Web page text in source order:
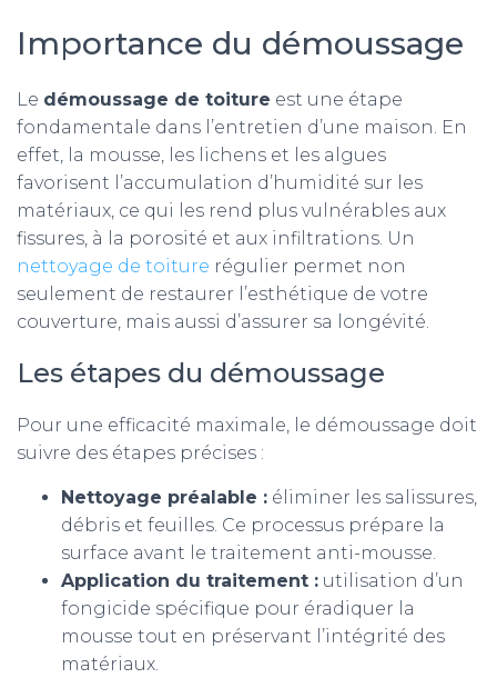
Importance du démoussage
Le démoussage de toiture est une étape
fondamentale dans l’entretien d’une maison. En
effet, la mousse, les lichens et les algues
favorisent l’accumulation d’humidité sur les
matériaux, ce qui les rend plus vulnérables aux
fissures, à la porosité et aux infiltrations. Un
nettoyage de toiture régulier permet non
seulement de restaurer l’esthétique de votre
couverture, mais aussi d’assurer sa longévité.
Les étapes du démoussage
Pour une efficacité maximale, le démoussage doit
suivre des étapes précises :
Nettoyage préalable : éliminer les salissures,
débris et feuilles. Ce processus prépare la
surface avant le traitement anti-mousse.
Application du traitement : utilisation d’un
fongicide spécifique pour éradiquer la
mousse tout en préservant l’intégrité des
matériaux.